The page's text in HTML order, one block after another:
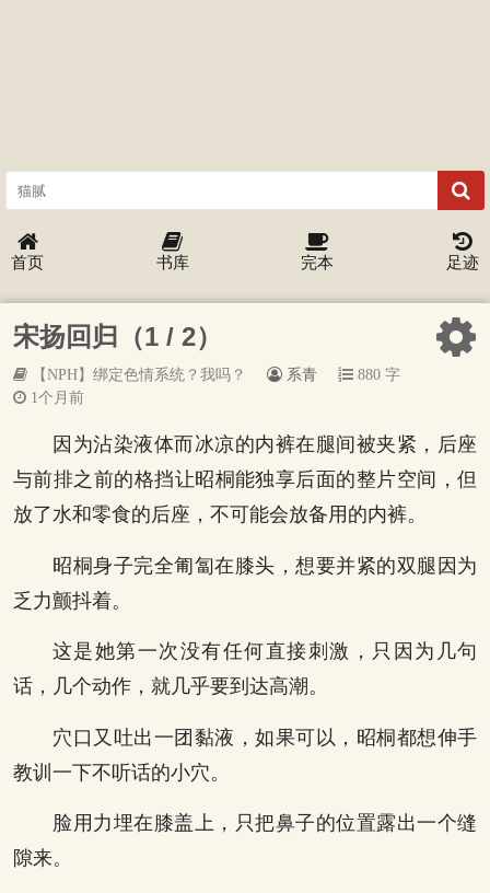
首页 书库 完本 足迹
宋扬回归（1 / 2）
【NPH】绑定色情系统？我吗？ 系青
880 字
1个月前
因为沾染液体而冰凉的内裤在腿间被夹紧，后座
与前排之前的格挡让昭桐能独享后面的整片空间，但
放了水和零食的后座，不可能会放备用的内裤。
昭桐身子完全匍匐在膝头，想要并紧的双腿因为
乏力颤抖着。
这是她第一次没有任何直接刺激，只因为几句
话，几个动作，就几乎要到达高潮。
穴口又吐出一团黏液，如果可以，昭桐都想伸手
教训一下不听话的小穴。
脸用力埋在膝盖上，只把鼻子的位置露出一个缝
隙来。